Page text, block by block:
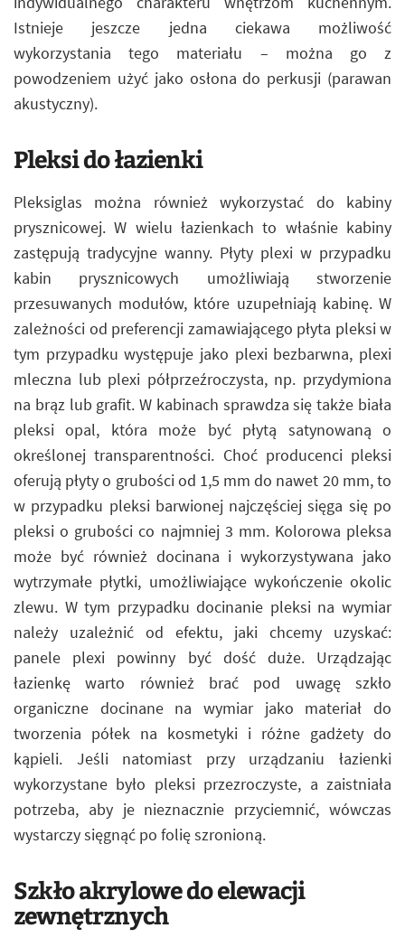
Istnieje jeszcze jedna ciekawa możliwość
wykorzystania tego materiału – można go z
powodzeniem użyć jako osłona do perkusji (parawan
akustyczny).
Pleksi do łazienki
Pleksiglas można również wykorzystać do kabiny
prysznicowej. W wielu łazienkach to właśnie kabiny
zastępują tradycyjne wanny. Płyty plexi w przypadku
kabin prysznicowych umożliwiają stworzenie
przesuwanych modułów, które uzupełniają kabinę. W
zależności od preferencji zamawiającego płyta pleksi w
tym przypadku występuje jako plexi bezbarwna, plexi
mleczna lub plexi półprzeźroczysta, np. przydymiona
na brąz lub grafit. W kabinach sprawdza się także biała
pleksi opal, która może być płytą satynowaną o
określonej transparentności. Choć producenci pleksi
oferują płyty o grubości od 1,5 mm do nawet 20 mm, to
w przypadku pleksi barwionej najczęściej sięga się po
pleksi o grubości co najmniej 3 mm. Kolorowa pleksa
może być również docinana i wykorzystywana jako
wytrzymałe płytki, umożliwiające wykończenie okolic
zlewu. W tym przypadku docinanie pleksi na wymiar
należy uzależnić od efektu, jaki chcemy uzyskać:
panele plexi powinny być dość duże. Urządzając
łazienkę warto również brać pod uwagę szkło
organiczne docinane na wymiar jako materiał do
tworzenia półek na kosmetyki i różne gadżety do
kąpieli. Jeśli natomiast przy urządzaniu łazienki
wykorzystane było pleksi przezroczyste, a zaistniała
potrzeba, aby je nieznacznie przyciemnić, wówczas
wystarczy sięgnąć po folię szronioną.
Szkło akrylowe do elewacji
zewnętrznych